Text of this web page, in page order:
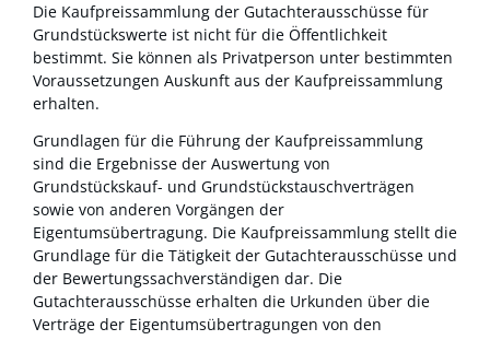
Die Kaufpreissammlung der Gutachterausschüsse für
Grundstückswerte ist nicht für die Öffentlichkeit
bestimmt. Sie können als Privatperson unter bestimmten
Voraussetzungen Auskunft aus der Kaufpreissammlung
erhalten.
Grundlagen für die Führung der Kaufpreissammlung
sind die Ergebnisse der Auswertung von
Grundstückskauf- und Grundstückstauschverträgen
sowie von anderen Vorgängen der
Eigentumsübertragung. Die Kaufpreissammlung stellt die
Grundlage für die Tätigkeit der Gutachterausschüsse und
der Bewertungssachverständigen dar. Die
Gutachterausschüsse erhalten die Urkunden über die
Verträge der Eigentumsübertragungen von den